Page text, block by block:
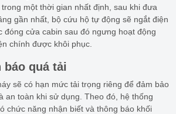
một thời gian nhất định, sau khi đưa
gần nhất, bộ cứu hộ tự động sẽ ngắt điện
đóng cửa cabin sau đó ngưng hoạt động
chính được khôi phục.
báo quá tải
sẽ có hạn mức tải trọng riêng để đảm bảo
an toàn khi sử dụng. Theo đó, hệ thống
chức năng nhận biết và thông báo khối